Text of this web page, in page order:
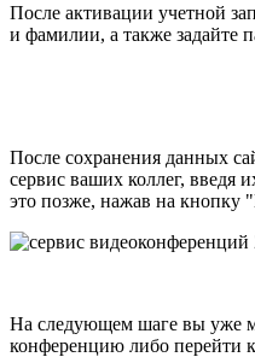
После активации учетной
и фамилии, а также задайте
После сохранения данных
сервис ваших коллег, введя
это позже, нажав на кнопку
На следующем шаге вы уже
конференцию либо перейти